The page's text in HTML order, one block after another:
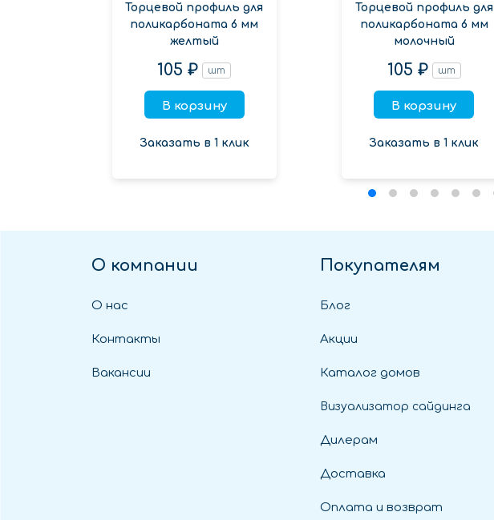
Торцевой профиль для
поликарбоната 6 мм
желтый
105 ₽ шт
В корзину
Заказать в 1 клик
Торцевой профиль для
поликарбоната 6 мм
молочный
105 ₽ шт
В корзину
Заказать в 1 клик
О компании
О нас
Контакты
Вакансии
Покупателям
Блог
Акции
Каталог домов
Визуализатор сайдинга
Дилерам
Доставка
Оплата и возврат